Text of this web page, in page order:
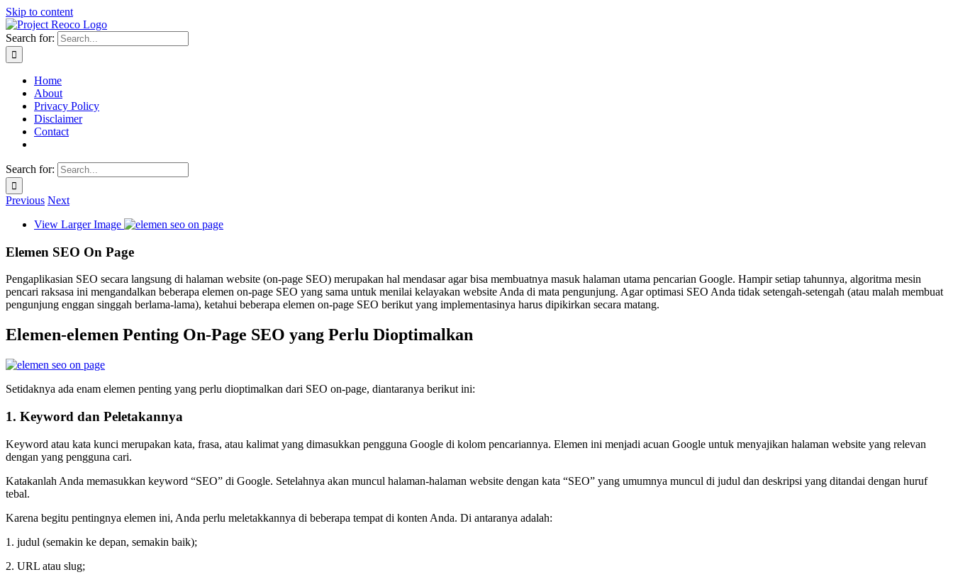
Skip to content
Search for:
Home
About
Privacy Policy
Disclaimer
Contact
Search for:
Previous Next
View Larger Image
Elemen SEO On Page
Pengaplikasian SEO secara langsung di halaman website (on-page SEO) merupakan hal mendasar agar bisa membuatnya masuk halaman utama pencarian Google. Hampir setiap tahunnya, algoritma mesin
pencari raksasa ini mengandalkan beberapa elemen on-page SEO yang sama untuk menilai kelayakan website Anda di mata pengunjung. Agar optimasi SEO Anda tidak setengah-setengah (atau malah membuat
pengunjung enggan singgah berlama-lama), ketahui beberapa elemen on-page SEO berikut yang implementasinya harus dipikirkan secara matang.
Elemen-elemen Penting On-Page SEO yang Perlu Dioptimalkan
Setidaknya ada enam elemen penting yang perlu dioptimalkan dari SEO on-page, diantaranya berikut ini:
1. Keyword dan Peletakannya
Keyword atau kata kunci merupakan kata, frasa, atau kalimat yang dimasukkan pengguna Google di kolom pencariannya. Elemen ini menjadi acuan Google untuk menyajikan halaman website yang relevan
dengan yang pengguna cari.
Katakanlah Anda memasukkan keyword “SEO” di Google. Setelahnya akan muncul halaman-halaman website dengan kata “SEO” yang umumnya muncul di judul dan deskripsi yang ditandai dengan huruf
tebal.
Karena begitu pentingnya elemen ini, Anda perlu meletakkannya di beberapa tempat di konten Anda. Di antaranya adalah:
1. judul (semakin ke depan, semakin baik);
2. URL atau slug;